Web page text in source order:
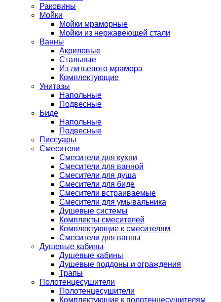
Раковины
Мойки
Мойки мраморные
Мойки из нержавеющей стали
Ванны
Акриловые
Стальные
Из литьевого мрамора
Комплектующие
Унитазы
Напольные
Подвесные
Биде
Напольные
Подвесные
Писсуары
Смесители
Смесители для кухни
Смесители для ванной
Смесители для душа
Смесители для биде
Смесители встраиваемые
Смесители для умывальника
Душевые системы
Комплекты смесителей
Комплектующие к смесителям
Смесители для ванны
Душевые кабины
Душевые кабины
Душевые поддоны и ограждения
Трапы
Полотенцесушители
Полотенцесушители
Комплектующие к полотенцесушителям